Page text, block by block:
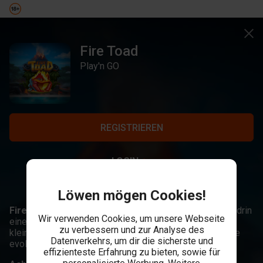
Fire Toad
Play'n GO
REGISTRIEREN
LOGIN
Fire Toad,
Vulkane dampfen, Wellen peitschen - mittendrin
eine unscheinbare Kreatur, die du in Fire Toad von einer
kleinen Kauelquappe in eine ausgewachsene Feuerkröte
evolutionieren kannst.
Löwen mögen Cookies!
Wir verwenden Cookies, um unsere Webseite
zu verbessern und zur Analyse des
Datenverkehrs, um dir die sicherste und
effizienteste Erfahrung zu bieten, sowie für